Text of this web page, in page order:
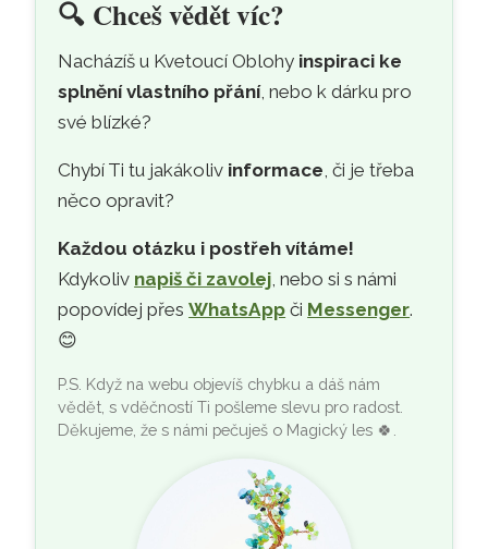
🔍 Chceš vědět víc?
Nacházíš u Kvetoucí Oblohy inspiraci ke
splnění vlastního přání, nebo k dárku pro
své blízké?
Chybí Ti tu jakákoliv informace , či je třeba
něco opravit?
Každou otázku i postřeh vítáme!
Kdykoliv napiš či zavolej , nebo si s námi
popovídej přesWhatsApp či Messenger.
😊
P.S. Když na webu objevíš chybku a dáš nám
vědět, s vděčností Ti pošleme slevu pro radost.
Děkujeme, že s námi pečuješ o Magický les 🍀